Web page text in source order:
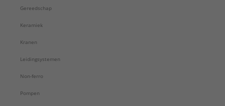
Gereedschap
Keramiek
Kranen
Leidingsystemen
Non-ferro
Pompen